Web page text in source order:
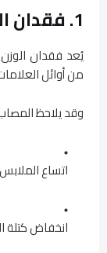
1. فقدان الوزن غير المبرر
يُعد فقدان الوزن
من أوائل
وقد يلاحظ
اتساع
انخفاض كتلة